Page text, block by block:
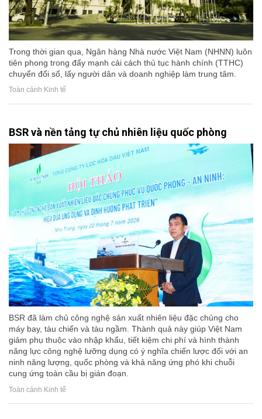
Trong thời gian qua, Ngân hàng Nhà nước Việt Nam (NHNN) luôn
tiên phong trong đẩy mạnh cải cách thủ tục hành chính (TTHC)
chuyển đổi số, lấy người dân và doanh nghiệp làm trung tâm.
Toàn cảnh Kinh tế
BSR và nền tảng tự chủ nhiên liệu quốc phòng
BSR đã làm chủ công nghệ sản xuất nhiên liệu đặc chủng cho
máy bay, tàu chiến và tàu ngầm. Thành quả này giúp Việt Nam
giảm phụ thuộc vào nhập khẩu, tiết kiệm chi phí và hình thành
năng lực công nghệ lưỡng dụng có ý nghĩa chiến lược đối với an
ninh năng lượng, quốc phòng và khả năng ứng phó khi chuỗi
cung ứng toàn cầu bị gián đoạn.
Toàn cảnh Kinh tế